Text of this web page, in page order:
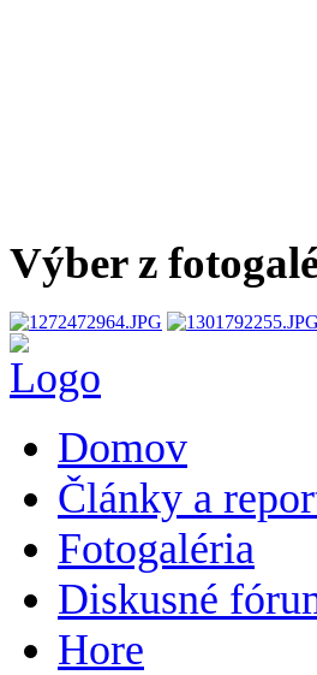
Výber z
Domov
Články a
Fotogaléria
Diskusné
Hore